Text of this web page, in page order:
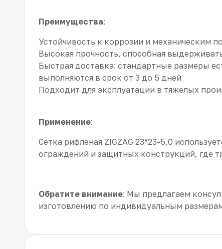
Преимущества:
Устойчивость к коррозии и механическим
Высокая прочность, способная
Быстрая доставка: стандартные размеры
выполняются в срок от 3 до 5 дней
Подходит для эксплуатации в тяжелых
Применение:
Сетка рифленая ZIGZAG 23*23-5,0
ограждений и защитных конструкций, где
Обратите внимание: Мы предлагаем
изготовлению по индивидуальным